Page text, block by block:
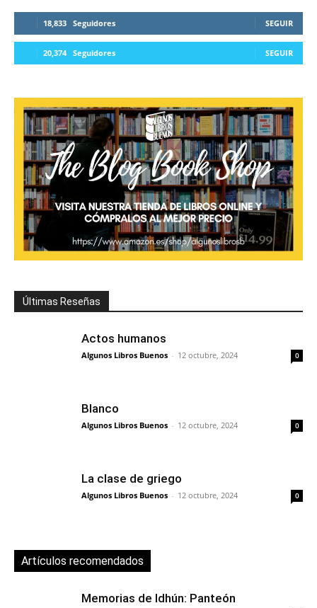
18,833 Seguidores SEGUIR
20,374 Seguidores SEGUIR
Últimas Reseñas
Actos humanos
Algunos Libros Buenos - 12 octubre, 2024 0
Blanco
Algunos Libros Buenos - 12 octubre, 2024 0
La clase de griego
Algunos Libros Buenos - 12 octubre, 2024 0
Artículos recomendados
Memorias de Idhún: Panteón